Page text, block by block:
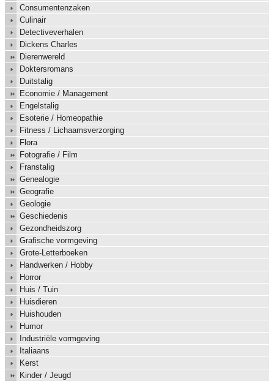
Consumentenzaken
Culinair
Detectiveverhalen
Dickens Charles
Dierenwereld
Doktersromans
Duitstalig
Economie / Management
Engelstalig
Esoterie / Homeopathie
Fitness / Lichaamsverzorging
Flora
Fotografie / Film
Franstalig
Genealogie
Geografie
Geologie
Geschiedenis
Gezondheidszorg
Grafische vormgeving
Grote-Letterboeken
Handwerken / Hobby
Horror
Huis / Tuin
Huisdieren
Huishouden
Humor
Industriële vormgeving
Italiaans
Kerst
Kinder / Jeugd